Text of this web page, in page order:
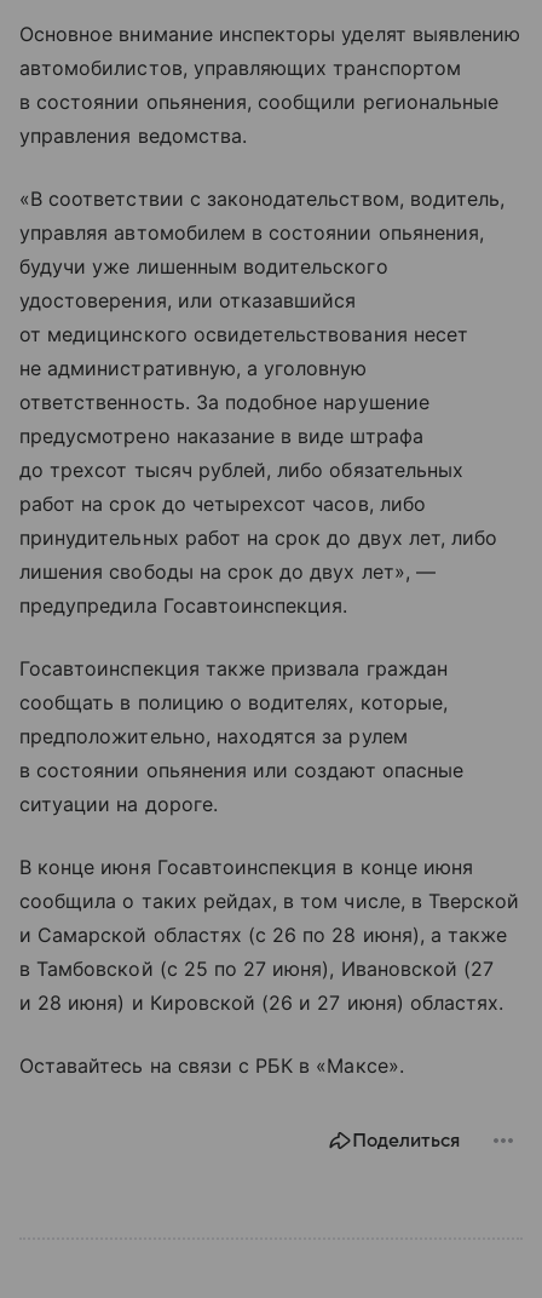
Основное внимание инспекторы уделят выявлению
автомобилистов, управляющих транспортом
в состоянии опьянения, сообщили региональные
управления ведомства.
«В соответствии с законодательством, водитель,
управляя автомобилем в состоянии опьянения,
будучи уже лишенным водительского
удостоверения, или отказавшийся
от медицинского освидетельствования несет
не административную, а уголовную
ответственность. За подобное нарушение
предусмотрено наказание в виде штрафа
до трехсот тысяч рублей, либо обязательных
работ на срок до четырехсот часов, либо
принудительных работ на срок до двух лет, либо
лишения свободы на срок до двух лет», —
предупредила Госавтоинспекция.
Госавтоинспекция также призвала граждан
сообщать в полицию о водителях, которые,
предположительно, находятся за рулем
в состоянии опьянения или создают опасные
ситуации на дороге.
В конце июня Госавтоинспекция в конце июня
сообщила о таких рейдах, в том числе, в Тверской
и Самарской областях (с 26 по 28 июня), а также
в Тамбовской (с 25 по 27 июня), Ивановской (27
и 28 июня) и Кировской (26 и 27 июня) областях.
Оставайтесь на связи с РБК в «Максе».
Поделиться